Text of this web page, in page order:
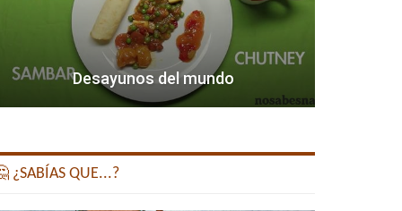
Desayunos del mundo
¿SABÍAS QUE...?